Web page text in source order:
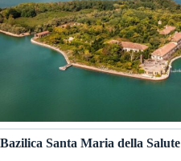
Bazilica Santa Maria della Salute